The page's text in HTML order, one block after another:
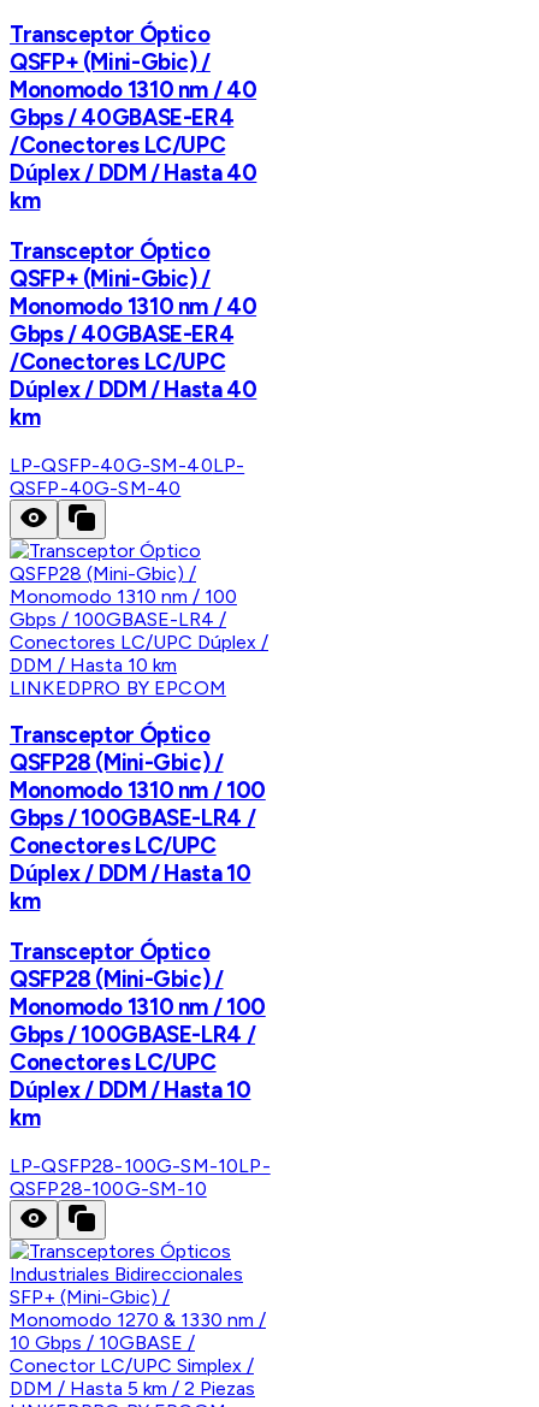
Transceptor Óptico
QSFP+ (Mini-Gbic) /
Monomodo 1310 nm / 40
Gbps / 40GBASE-ER4
/Conectores LC/UPC
Dúplex / DDM / Hasta 40
km
Transceptor Óptico
QSFP+ (Mini-Gbic) /
Monomodo 1310 nm / 40
Gbps / 40GBASE-ER4
/Conectores LC/UPC
Dúplex / DDM / Hasta 40
km
LP-QSFP-40G-SM-40LP-
QSFP-40G-SM-40
LINKEDPRO BY EPCOM
Transceptor Óptico
QSFP28 (Mini-Gbic) /
Monomodo 1310 nm / 100
Gbps / 100GBASE-LR4 /
Conectores LC/UPC
Dúplex / DDM / Hasta 10
km
Transceptor Óptico
QSFP28 (Mini-Gbic) /
Monomodo 1310 nm / 100
Gbps / 100GBASE-LR4 /
Conectores LC/UPC
Dúplex / DDM / Hasta 10
km
LP-QSFP28-100G-SM-10LP-
QSFP28-100G-SM-10